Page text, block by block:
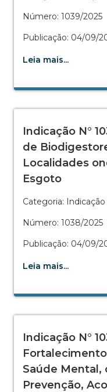
Número: 1039/2025
Publicação: 04/09/
Leia mais...
Indicação N°
de
Localidades
Esgoto
Categoria: Indicação
Número: 1038/2025
Publicação: 04/09/
Leia mais...
Indicação N°
Saúde Mental,
Prevenção,